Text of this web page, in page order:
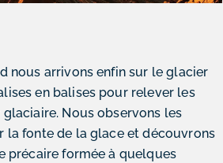
nous arrivons enfin sur le glacier
en balises pour relever les
glaciaire. Nous observons les
la fonte de la glace et découvrons
précaire formée à quelques